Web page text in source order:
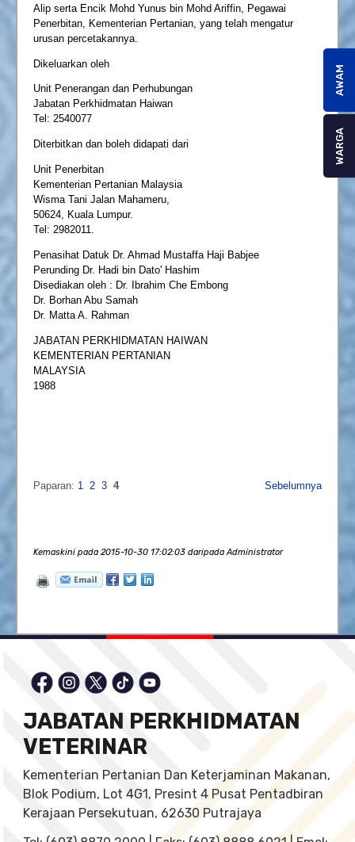
Alip serta Encik Mohd Yunus bin Mohd Ariffin, Pegawai
Penerbitan, Kementerian Pertanian, yang telah mengatur
urusan percetakannya.
Dikeluarkan oleh
Unit Penerangan dan Perhubungan
Jabatan Perkhidmatan Haiwan
Tel: 2540077
Diterbitkan dan boleh didapati dari
Unit Penerbitan
Kementerian Pertanian Malaysia
Wisma Tani Jalan Mahameru,
50624, Kuala Lumpur.
Tel: 2982011.
Penasihat Datuk Dr. Ahmad Mustaffa Haji Babjee
Perunding Dr. Hadi bin Dato' Hashim
Disediakan oleh : Dr. Ibrahim Che Embong
Dr. Borhan Abu Samah
Dr. Matta A. Rahman
JABATAN PERKHIDMATAN HAIWAN
KEMENTERIAN PERTANIAN
MALAYSIA
1988
Paparan: 1 2 3 4 Sebelumnya
Kemaskini pada 2015-10-30 17:02:03 daripada Administrator
AWAM
WARGA
JABATAN PERKHIDMATAN
VETERINAR
Kementerian Pertanian Dan Keterjaminan Makanan,
Blok Podium, Lot 4G1, Presint 4 Pusat Pentadbiran
Kerajaan Persekutuan, 62630 Putrajaya